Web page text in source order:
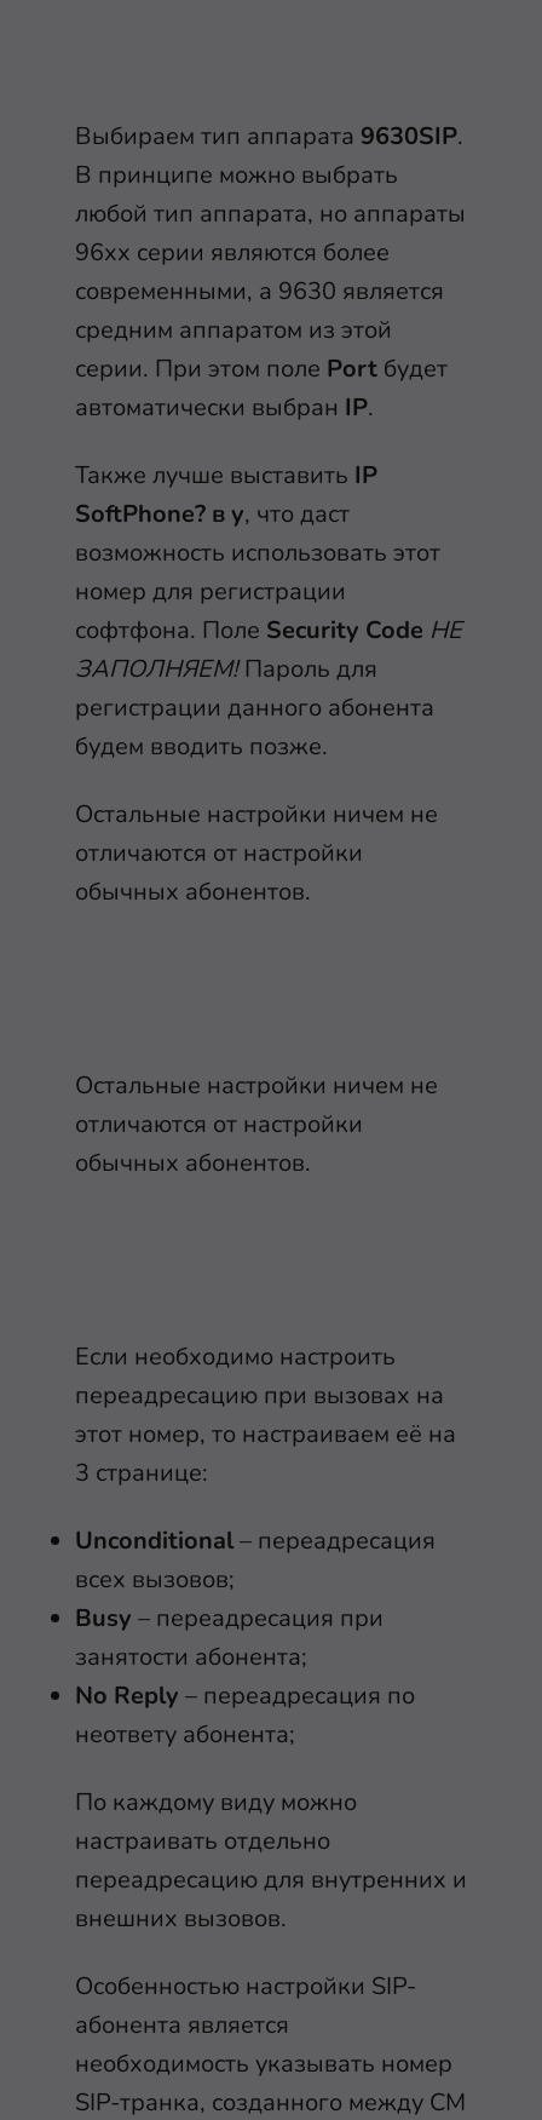
Выбираем тип аппарата 9630SIP.
В принципе можно выбрать
любой тип аппарата, но аппараты
96хх серии являются более
современными, а 9630 является
средним аппаратом из этой
серии. При этом поле Port будет
автоматически выбран IP.
Также лучше выставить IP
SoftPhone? в y, что даст
возможность использовать этот
номер для регистрации
софтфона. Поле Security Code НЕ
ЗАПОЛНЯЕМ!Пароль для
регистрации данного абонента
будем вводить позже.
Остальные настройки ничем не
отличаются от настройки
обычных абонентов.
Остальные настройки ничем не
отличаются от настройки
обычных абонентов.
Если необходимо настроить
переадресацию при вызовах на
этот номер, то настраиваем её на
3 странице:
Unconditional– переадресация
всех вызовов;
Busy – переадресация при
занятости абонента;
No Reply – переадресация по
неответу абонента;
По каждому виду можно
настраивать отдельно
переадресацию для внутренних и
внешних вызовов.
Особенностью настройки SIP-
абонента является
необходимость указывать номер
SIP-транка, созданного между СМ